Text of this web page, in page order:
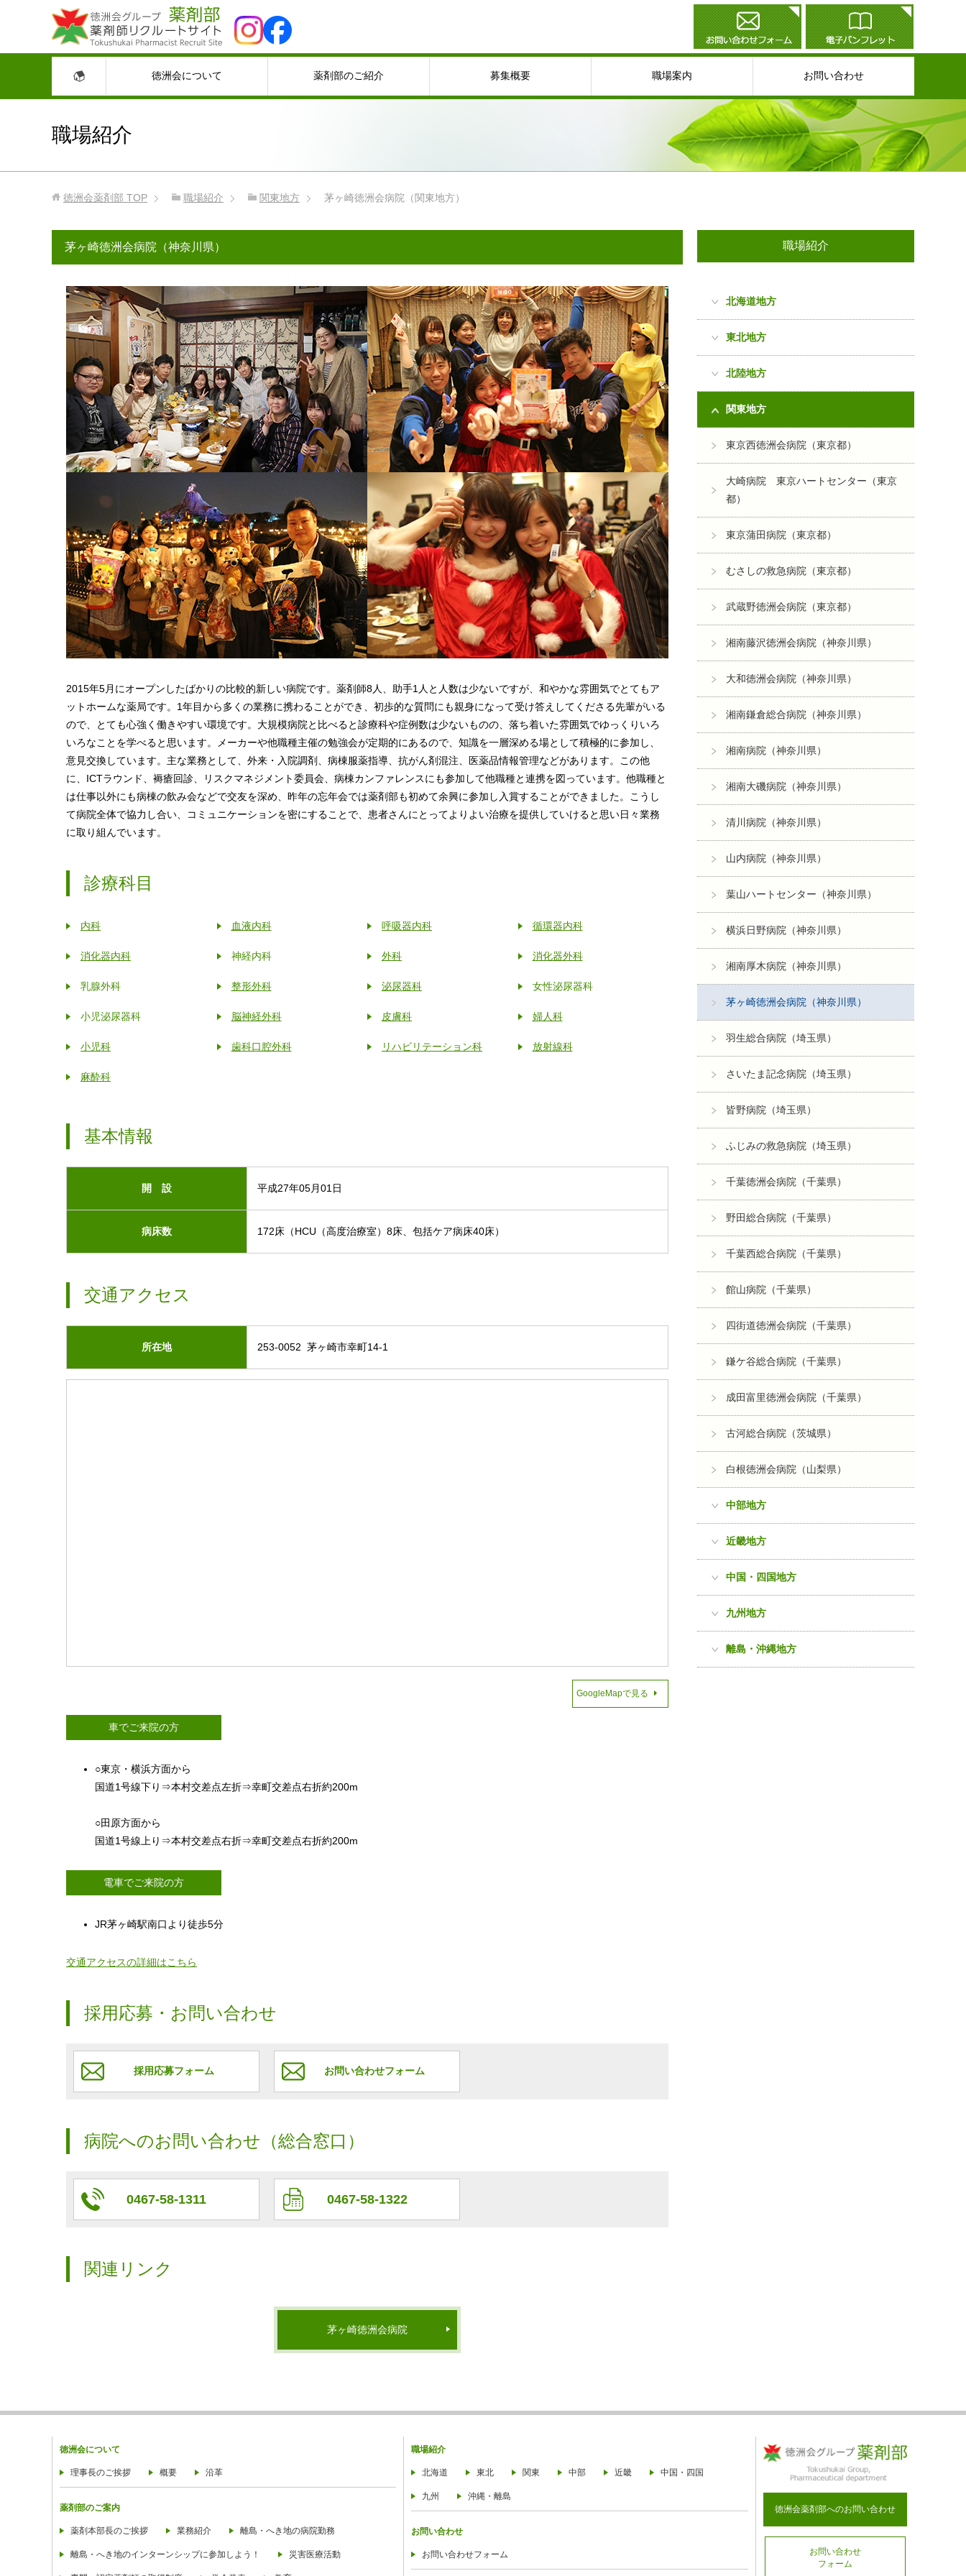
徳洲会について 薬剤部のご紹介 募集概要 職場案内 お問い合わせ
職場紹介
徳洲会薬剤部 TOP 職場紹介 関東地方 茅ヶ崎徳洲会病院（関東地方）
茅ヶ崎徳洲会病院（神奈川県）
2015年5月にオープンしたばかりの比較的新しい病院です。薬剤師8人、助手1人と人数は少ないですが、和やかな雰囲気でとてもア
ットホームな薬局です。1年目から多くの業務に携わることができ、初歩的な質問にも親身になって受け答えしてくださる先輩がいる
ので、とても心強く働きやすい環境です。大規模病院と比べると診療科や症例数は少ないものの、落ち着いた雰囲気でゆっくりいろ
いろなことを学べると思います。メーカーや他職種主催の勉強会が定期的にあるので、知識を一層深める場として積極的に参加し、
意見交換しています。主な業務として、外来・入院調剤、病棟服薬指導、抗がん剤混注、医薬品情報管理などがあります。この他
に、ICTラウンド、褥瘡回診、リスクマネジメント委員会、病棟カンファレンスにも参加して他職種と連携を図っています。他職種と
は仕事以外にも病棟の飲み会などで交友を深め、昨年の忘年会では薬剤部も初めて余興に参加し入賞することができました。こうし
て病院全体で協力し合い、コミュニケーションを密にすることで、患者さんにとってよりよい治療を提供していけると思い日々業務
に取り組んでいます。
診療科目
内科 血液内科 呼吸器内科 循環器内科
消化器内科 神経内科 外科 消化器外科
乳腺外科 整形外科 泌尿器科 女性泌尿器科
小児泌尿器科 脳神経外科 皮膚科 婦人科
小児科 歯科口腔外科 リハビリテーション科 放射線科
麻酔科
基本情報
開 設 平成27年05月01日
病床数 172床（HCU（高度治療室）8床、包括ケア病床40床）
交通アクセス
所在地 253-0052 茅ヶ崎市幸町14-1
GoogleMapで見る
車でご来院の方
○東京・横浜方面から
国道1号線下り⇒本村交差点左折⇒幸町交差点右折約200m
○田原方面から
国道1号線上り⇒本村交差点右折⇒幸町交差点右折約200m
電車でご来院の方
JR茅ヶ崎駅南口より徒歩5分
交通アクセスの詳細はこちら
採用応募・お問い合わせ
採用応募フォーム お問い合わせフォーム
病院へのお問い合わせ（総合窓口）
0467-58-1311 0467-58-1322
関連リンク
茅ヶ崎徳洲会病院
職場紹介
北海道地方
東北地方
北陸地方
関東地方
東京西徳洲会病院（東京都）
大崎病院 東京ハートセンター（東京
都）
東京蒲田病院（東京都）
むさしの救急病院（東京都）
武蔵野徳洲会病院（東京都）
湘南藤沢徳洲会病院（神奈川県）
大和徳洲会病院（神奈川県）
湘南鎌倉総合病院（神奈川県）
湘南病院（神奈川県）
湘南大磯病院（神奈川県）
清川病院（神奈川県）
山内病院（神奈川県）
葉山ハートセンター（神奈川県）
横浜日野病院（神奈川県）
湘南厚木病院（神奈川県）
茅ヶ崎徳洲会病院（神奈川県）
羽生総合病院（埼玉県）
さいたま記念病院（埼玉県）
皆野病院（埼玉県）
ふじみの救急病院（埼玉県）
千葉徳洲会病院（千葉県）
野田総合病院（千葉県）
千葉西総合病院（千葉県）
館山病院（千葉県）
四街道徳洲会病院（千葉県）
鎌ケ谷総合病院（千葉県）
成田富里徳洲会病院（千葉県）
古河総合病院（茨城県）
白根徳洲会病院（山梨県）
中部地方
近畿地方
中国・四国地方
九州地方
離島・沖縄地方
徳洲会について
理事長のご挨拶 概要 沿革
薬剤部のご案内
薬剤本部長のご挨拶 業務紹介 離島・へき地の病院勤務
離島・へき地のインターンシップに参加しよう！ 災害医療活動
職場紹介
北海道 東北 関東 中部 近畿 中国・四国
九州 沖縄・離島
お問い合わせ
お問い合わせフォーム
徳洲会薬剤部へのお問い合わせ
お問い合わせ
フォーム